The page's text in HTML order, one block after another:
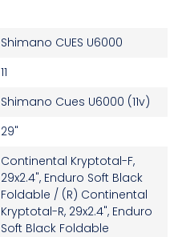
Shimano CUES U6000
11
Shimano Cues U6000 (11v)
29"
Continental Kryptotal-F,
29x2.4", Enduro Soft Black
Foldable / (R) Continental
Kryptotal-R, 29x2.4", Enduro
Soft Black Foldable